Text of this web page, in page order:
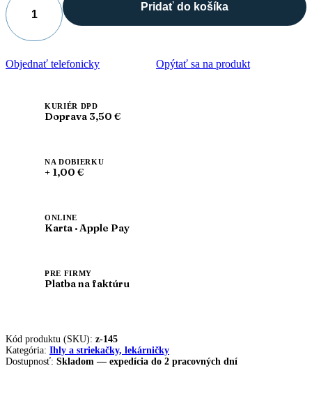
množstvo
Pinzeta
zubná
lomená
13
Pridať do košíka
Objednať telefonicky Opýtať sa na produkt
KURIÉR DPD
Doprava 3,50 €
NA DOBIERKU
+ 1,00 €
ONLINE
Karta · Apple Pay
PRE FIRMY
Platba na faktúru
Kód produktu (SKU): z-145
Kategória: Ihly a striekačky, lekárničky
Dostupnosť: Skladom — expedícia do 2 pracovných dní